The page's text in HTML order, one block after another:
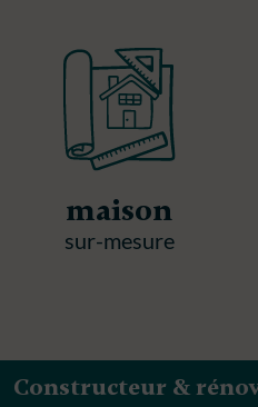
maison
sur-mesure
Constructeur &